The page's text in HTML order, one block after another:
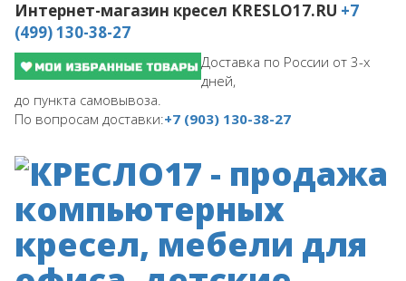
Интернет-магазин кресел KRESLO17.RU +7
(499) 130-38-27
Доставка по России от 3-х
дней,
до пункта самовывоза.
По вопросам доставки:+7 (903) 130-38-27